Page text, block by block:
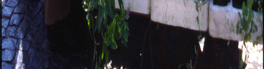
Dienstunfähigkeit: Schutz ist früh entscheidend
Beamte gelten bereits dann als dienstunfähig, wenn sie ihren